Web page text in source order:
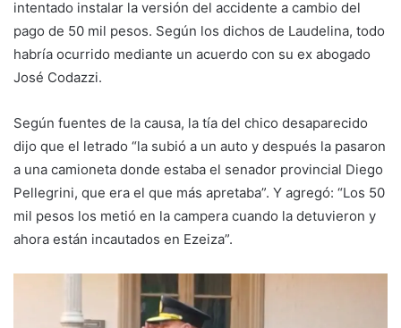
intentado instalar la versión del accidente a cambio del
pago de 50 mil pesos. Según los dichos de Laudelina, todo
habría ocurrido mediante un acuerdo con su ex abogado
José Codazzi.
Según fuentes de la causa, la tía del chico desaparecido
dijo que el letrado “la subió a un auto y después la pasaron
a una camioneta donde estaba el senador provincial Diego
Pellegrini, que era el que más apretaba”. Y agregó: “Los 50
mil pesos los metió en la campera cuando la detuvieron y
ahora están incautados en Ezeiza”.